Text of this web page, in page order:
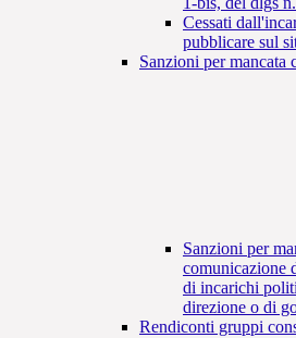
Cessati
pubblicare sul
Sanzioni per mancata
Sanzioni per
comunicazione
di incarichi
direzione o di
Rendiconti gruppi